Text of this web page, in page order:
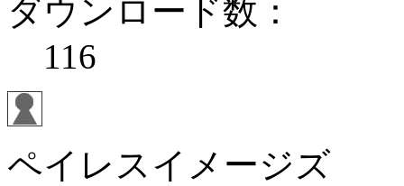
ダウンロード数：
116
ペイレスイメージズ